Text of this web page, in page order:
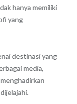
hanya memiliki
yang
destinasi yang
media,